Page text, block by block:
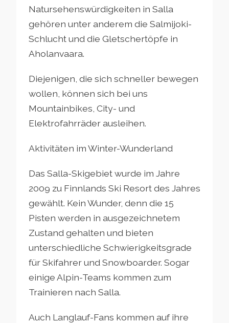
Natursehenswürdigkeiten in Salla
gehören unter anderem die Salmijoki-
Schlucht und die Gletschertöpfe in
Aholanvaara.
Diejenigen, die sich schneller bewegen
wollen, können sich bei uns
Mountainbikes, City- und
Elektrofahrräder ausleihen.
Aktivitäten im Winter-Wunderland
Das Salla-Skigebiet wurde im Jahre
2009 zu Finnlands Ski Resort des Jahres
gewählt. Kein Wunder, denn die 15
Pisten werden in ausgezeichnetem
Zustand gehalten und bieten
unterschiedliche Schwierigkeitsgrade
für Skifahrer und Snowboarder. Sogar
einige Alpin-Teams kommen zum
Trainieren nach Salla.
Auch Langlauf-Fans kommen auf ihre